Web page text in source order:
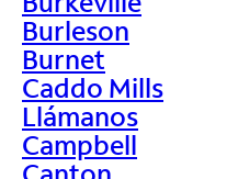
Burleson
Burnet
Caddo Mills
Llámanos
Campbell